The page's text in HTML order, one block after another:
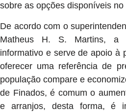
sobre as opções disponíveis no
De acordo com o
Matheus H. S. Martins, a
informativo e serve de apoio à
oferecer uma referência de
população compare e
de Finados, é comum o
e arranjos, desta forma, é